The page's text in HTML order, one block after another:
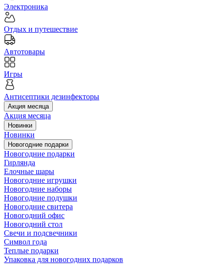
Электроника
Отдых и путешествие
Автотовары
Игры
Антисептики дезинфекторы
Акция месяца
Акция месяца
Новинки
Новинки
Новогодние подарки
Новогодние подарки
Гирлянда
Елочные шары
Новогодние игрушки
Новогодние наборы
Новогодние подушки
Новогодние свитера
Новогодний офис
Новогодний стол
Свечи и подсвечники
Символ года
Теплые подарки
Упаковка для новогодних подарков